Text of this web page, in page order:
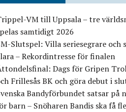
VM till Uppsala – tre
samtidigt 2026
Slutspel: Villa seriesegrare och
– Rekordintresse för finalen
Dags för Gripen
Frillesås BK och göra debut i
Bandyförbundet satsar på
barn – Snöharen Bandis ska få